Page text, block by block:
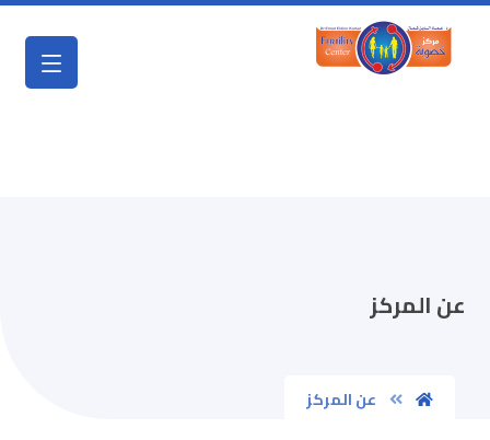
عن المركز
عن المركز